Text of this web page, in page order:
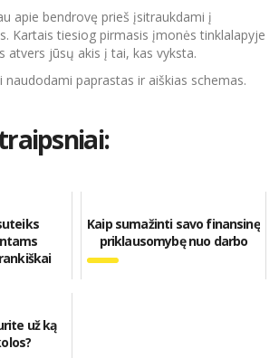
apie bendrovę prieš įsitraukdami į
Kartais tiesiog pirmasis įmonės tinklalapyje
atvers jūsų akis į tai, kas vyksta.
naudodami paprastas ir aiškias schemas.
Kaip sumažinti savo finansinę
priklausomybę nuo darbo
už ką